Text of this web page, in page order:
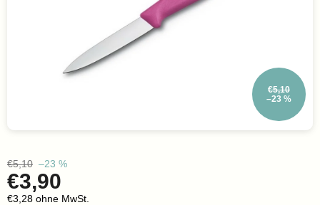
€5,10
–23 %
€5,10 –23 %
€3,90
€3,28 ohne MwSt.